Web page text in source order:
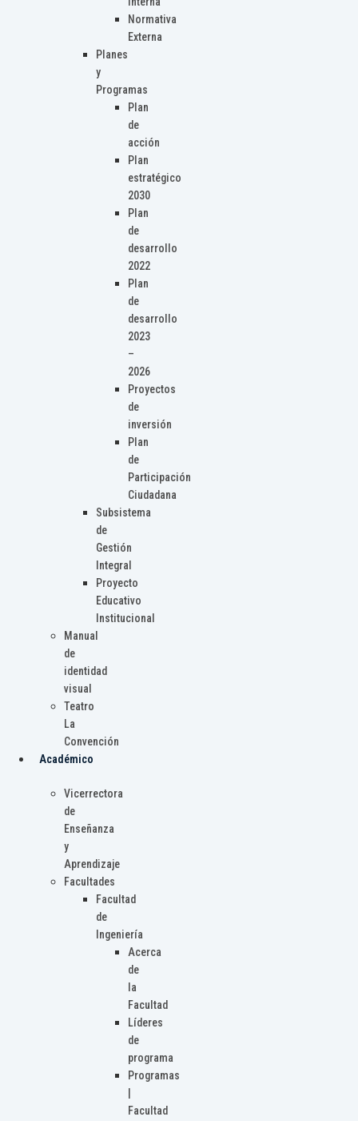
Normativa
Externa
Planes
y
Programas
Plan
de
acción
Plan
estratégico
2030
Plan
de
desarrollo
2022
Plan
de
desarrollo
2023
–
2026
Proyectos
de
inversión
Plan
de
Participación
Ciudadana
Subsistema
de
Gestión
Integral
Proyecto
Educativo
Institucional
Manual
de
identidad
visual
Teatro
La
Convención
Académico
Vicerrectora
de
Enseñanza
y
Aprendizaje
Facultades
Facultad
de
Ingeniería
Acerca
de
la
Facultad
Líderes
de
programa
Programas
Facultad